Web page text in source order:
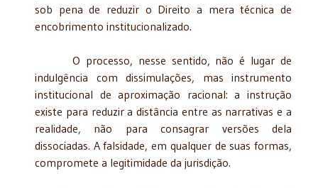
sob pena de reduzir o Direito a mera técnica de
encobrimento institucionalizado.
O processo, nesse sentido, não é lugar de
indulgência com dissimulações, mas instrumento
institucional de aproximação racional: a instrução
existe para reduzir a distância entre as narrativas e a
realidade, não para consagrar versões dela
dissociadas. A falsidade, em qualquer de suas formas,
compromete a legitimidade da jurisdição.